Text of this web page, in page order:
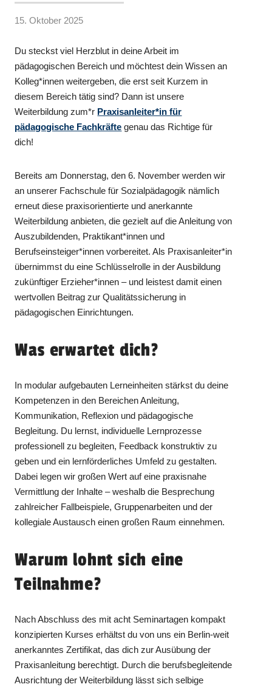
15. Oktober 2025
Du steckst viel Herzblut in deine Arbeit im
pädagogischen Bereich und möchtest dein Wissen an
Kolleg*innen weitergeben, die erst seit Kurzem in
diesem Bereich tätig sind? Dann ist unsere
Weiterbildung zum*r Praxisanleiter*in für
pädagogische Fachkräfte genau das Richtige für
dich!
Bereits am Donnerstag, den 6. November werden wir
an unserer Fachschule für Sozialpädagogik nämlich
erneut diese praxisorientierte und anerkannte
Weiterbildung anbieten, die gezielt auf die Anleitung von
Auszubildenden, Praktikant*innen und
Berufseinsteiger*innen vorbereitet. Als Praxisanleiter*in
übernimmst du eine Schlüsselrolle in der Ausbildung
zukünftiger Erzieher*innen – und leistest damit einen
wertvollen Beitrag zur Qualitätssicherung in
pädagogischen Einrichtungen.
Was erwartet dich?
In modular aufgebauten Lerneinheiten stärkst du deine
Kompetenzen in den Bereichen Anleitung,
Kommunikation, Reflexion und pädagogische
Begleitung. Du lernst, individuelle Lernprozesse
professionell zu begleiten, Feedback konstruktiv zu
geben und ein lernförderliches Umfeld zu gestalten.
Dabei legen wir großen Wert auf eine praxisnahe
Vermittlung der Inhalte – weshalb die Besprechung
zahlreicher Fallbeispiele, Gruppenarbeiten und der
kollegiale Austausch einen großen Raum einnehmen.
Warum lohnt sich eine
Teilnahme?
Nach Abschluss des mit acht Seminartagen kompakt
konzipierten Kurses erhältst du von uns ein Berlin-weit
anerkanntes Zertifikat, das dich zur Ausübung der
Praxisanleitung berechtigt. Durch die berufsbegleitende
Ausrichtung der Weiterbildung lässt sich selbige